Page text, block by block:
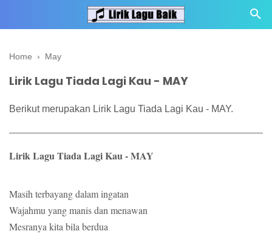
Home › May
Lirik Lagu Tiada Lagi Kau - MAY
Berikut merupakan Lirik Lagu Tiada Lagi Kau - MAY.
Lirik Lagu Tiada Lagi Kau - MAY
Masih terbayang dalam ingatan
Wajahmu yang manis dan menawan
Mesranya kita bila berdua